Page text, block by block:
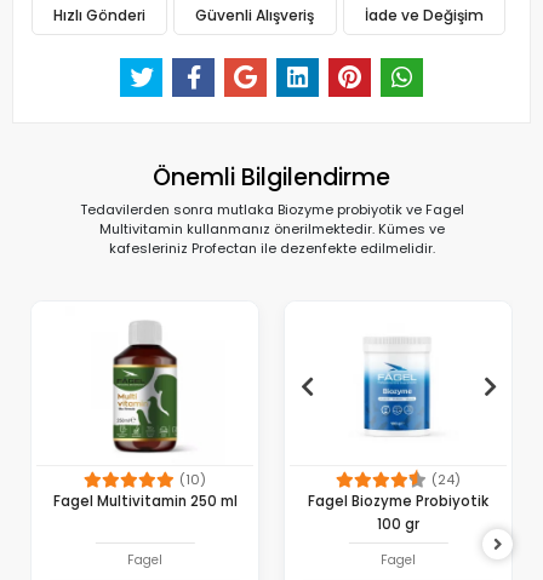
Hızlı Gönderi Güvenli Alışveriş İade ve Değişim
Önemli Bilgilendirme
Tedavilerden sonra mutlaka Biozyme probiyotik ve Fagel
Multivitamin kullanmanız önerilmektedir. Kümes ve
kafesleriniz Profectan ile dezenfekte edilmelidir.
(10)
Fagel Multivitamin 250 ml
Fagel
(24)
Fagel Biozyme Probiyotik
100 gr
Fagel